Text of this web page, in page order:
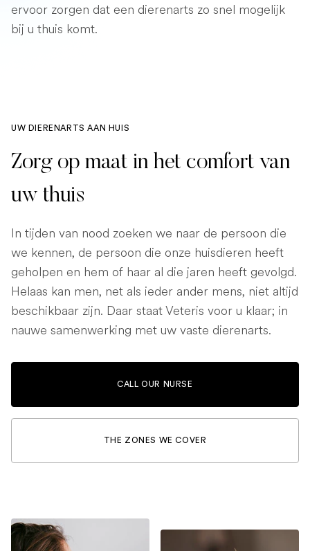
ervoor zorgen dat een dierenarts zo snel mogelijk
bij u thuis komt.
UW DIERENARTS AAN HUIS
Zorg op maat in het comfort van
uw thuis
In tijden van nood zoeken we naar de persoon die
we kennen, de persoon die onze huisdieren heeft
geholpen en hem of haar al die jaren heeft gevolgd.
Helaas kan men, net als ieder ander mens, niet altijd
beschikbaar zijn. Daar staat Veteris voor u klaar; in
nauwe samenwerking met uw vaste dierenarts.
CALL OUR NURSE
THE ZONES WE COVER